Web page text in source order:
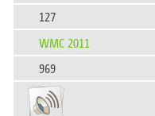
127
WMC 2011
969